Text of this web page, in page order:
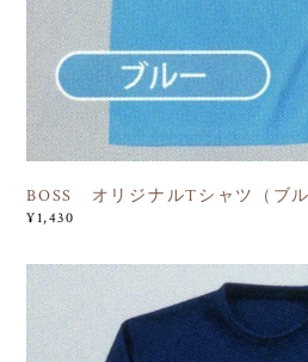
BOSS オリジナルTシャツ（ブル
¥1,430